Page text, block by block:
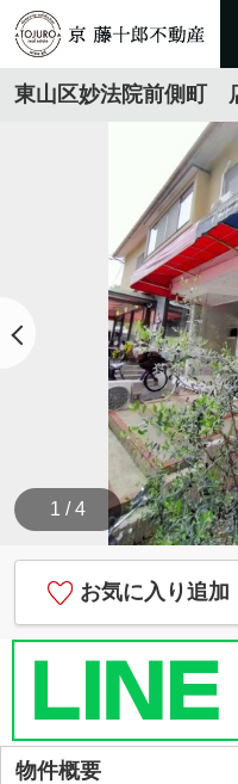
東山区妙法院前側町
1 / 4
お気に入り追加
物件概要